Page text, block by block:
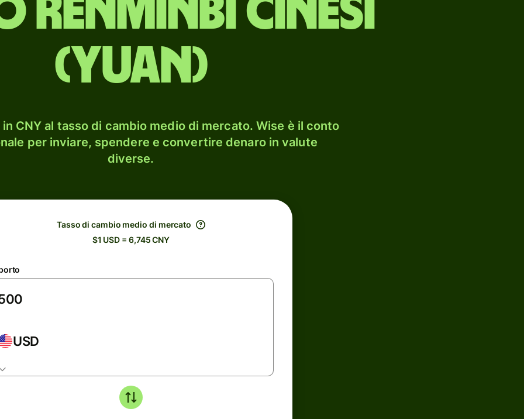
renminbi cinesi
(yuan)
CNY al tasso di cambio medio di mercato. Wise è il conto
per inviare, spendere e convertire denaro in valute
diverse.
Tasso di cambio medio di mercato
$1 USD = 6,745 CNY
USD